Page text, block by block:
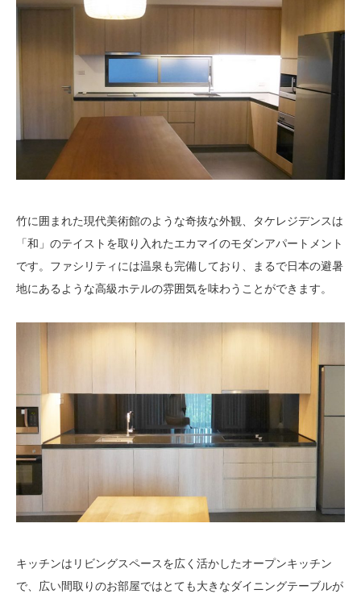
竹に囲まれた現代美術館のような奇抜な外観、タケレジデンスは
「和」のテイストを取り入れたエカマイのモダンアパートメント
です。ファシリティには温泉も完備しており、まるで日本の避暑
地にあるような高級ホテルの雰囲気を味わうことができます。
キッチンはリビングスペースを広く活かしたオープンキッチン
で、広い間取りのお部屋ではとても大きなダイニングテーブルが